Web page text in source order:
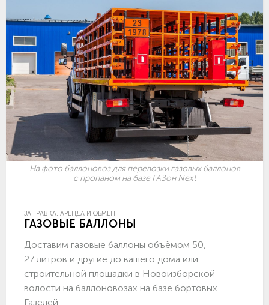
На фото баллоновоз для перевозки газовых баллонов
с пропаном на базе ГАЗон Next
ЗАПРАВКА, АРЕНДА И ОБМЕН
ГАЗОВЫЕ БАЛЛОНЫ
Доставим газовые баллоны объёмом 50,
27 литров и другие до вашего дома или
строительной площадки в Новоизборской
волости на баллоновозах на базе бортовых
Газелей.